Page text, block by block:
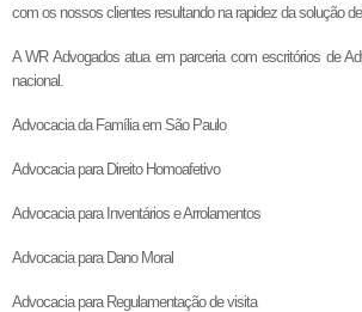
com os nossos clientes resultando na rapidez da solução
A WR Advogados atua em parceria com escritórios de
nacional.
Advocacia da Família em São Paulo
Advocacia para Direito Homoafetivo
Advocacia para Inventários e Arrolamentos
Advocacia para Dano Moral
Advocacia para Regulamentação de visita